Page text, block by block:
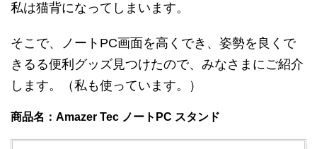
私は猫背になってしまいます。
そこで、ノート PC画面を高くでき、姿勢を良くで
きるる便利グッズ見つけたので、みなさまにご紹介
します。（私も使っています。）
商品名： Amazer Tec ノート PC スタンド